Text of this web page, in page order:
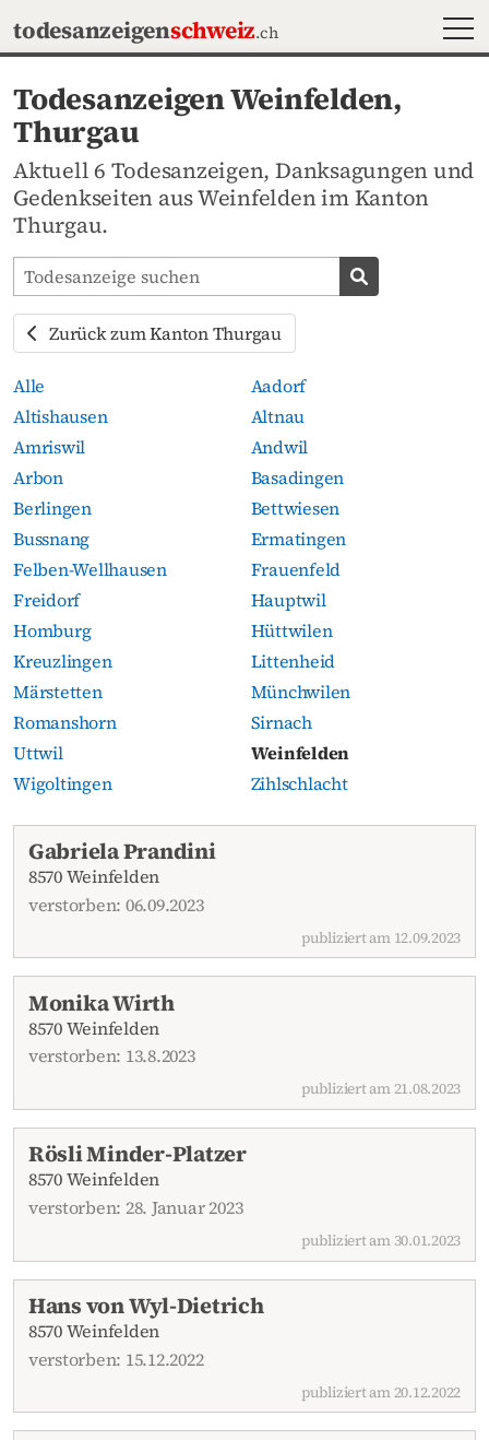
todesanzeigenschweiz.ch
Todesanzeigen Weinfelden,
Thurgau
Aktuell 6 Todesanzeigen, Danksagungen und
Gedenkseiten aus Weinfelden im Kanton
Thurgau.
Todesanzeigen-Portal durchsuchen
Todesanzeige
Zurück zum Kanton Thurgau
Alle
Aadorf
Altishausen
Altnau
Amriswil
Andwil
Arbon
Basadingen
Berlingen
Bettwiesen
Bussnang
Ermatingen
Felben-Wellhausen
Frauenfeld
Freidorf
Hauptwil
Homburg
Hüttwilen
Kreuzlingen
Littenheid
Märstetten
Münchwilen
Romanshorn
Sirnach
Uttwil
Weinfelden
Wigoltingen
Zihlschlacht
Aktuelle Todesanzeigen
Gabriela Prandini
8570 Weinfelden
verstorben: 06.09.2023
publiziert am 12.09.2023
Monika Wirth
8570 Weinfelden
verstorben: 13.8.2023
publiziert am 21.08.2023
Rösli Minder-Platzer
8570 Weinfelden
verstorben: 28. Januar 2023
publiziert am 30.01.2023
Hans von Wyl-Dietrich
8570 Weinfelden
verstorben: 15.12.2022
publiziert am 20.12.2022